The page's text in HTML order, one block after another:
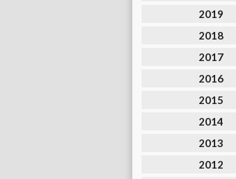
2019
2018
2017
2016
2015
2014
2013
2012